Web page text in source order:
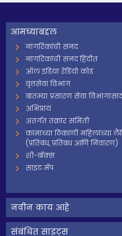
आमच्याबद्दल
नागरिकांची सनद
नागरिकांची सनद हिंदीत
ऑल इंडिया रेडियो कोड
वृत्तसेवा विभाग
बातम्या प्रसारण सेवा
अभिप्राय
अंतर्गत तक्रार समिती
कामाच्या ठिकाणी
(प्रतिबंध, प्रतिबंध आणि निवारण)
शी-बॉक्स
साइट मॅप
नवीन काय आहे
संबंधित साइट्स